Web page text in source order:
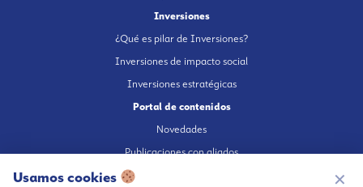
Inversiones
¿Qué es pilar de Inversiones?
Inversiones de impacto social
Inversiones estratégicas
Portal de contenidos
Novedades
Publicaciones con aliados
Fundación en medios
Usamos cookies ✕